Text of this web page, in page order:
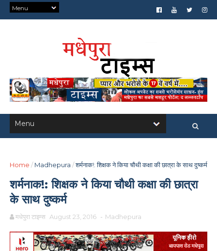
Home / Madhepura /शर्मनाक!: शिक्षक ने किया चौथी कक्षा की छात्रा के साथ दुष्कर्म
शर्मनाक!: शिक्षक ने किया चौथी कक्षा की छात्रा
के साथ दुष्कर्म
मधेपुरा टाइम्स August 23, 2016 - Madhepura